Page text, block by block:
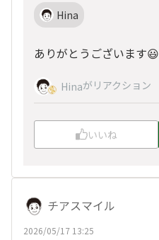
Hina
ありがとうございます😃
Hinaがリアクション
いいね
チアスマイル
2026/05/17 13:25